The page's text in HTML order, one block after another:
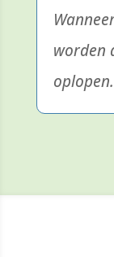
worden
oplopen.